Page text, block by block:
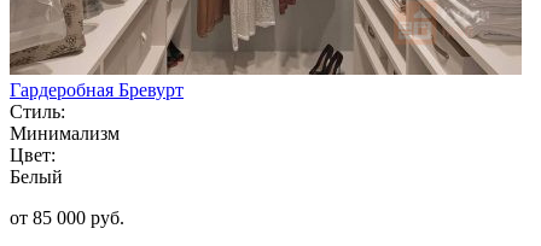
Гардеробная Бревурт
Стиль:
Минимализм
Цвет:
Белый
от 85 000 руб.